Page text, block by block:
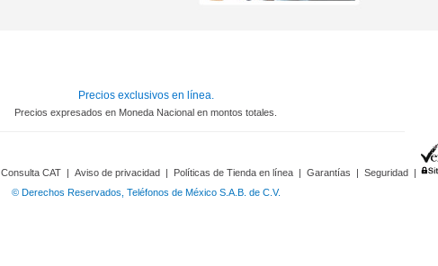
Precios exclusivos en línea.
Precios expresados en Moneda Nacional en montos totales.
Consulta CAT | Aviso de privacidad | Políticas de Tienda en línea | Garantías | Seguridad |
© Derechos Reservados, Teléfonos de México S.A.B. de C.V.